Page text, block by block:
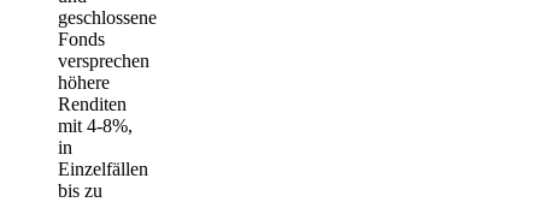
geschlossene
Fonds
versprechen
höhere
Renditen
mit 4-8%,
in
Einzelfällen
bis zu